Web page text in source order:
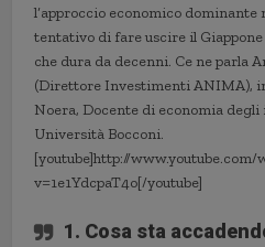
l’approccio economico dominante
tentativo di fare uscire il
che dura da decenni. Ce ne parla
(Direttore Investimenti ANIMA),
Noera, Docente di economia
Università Bocconi.
[youtube]http://www.youtube.com/
v=1e1YdcpaT4o[/youtube]
1. Cosa sta